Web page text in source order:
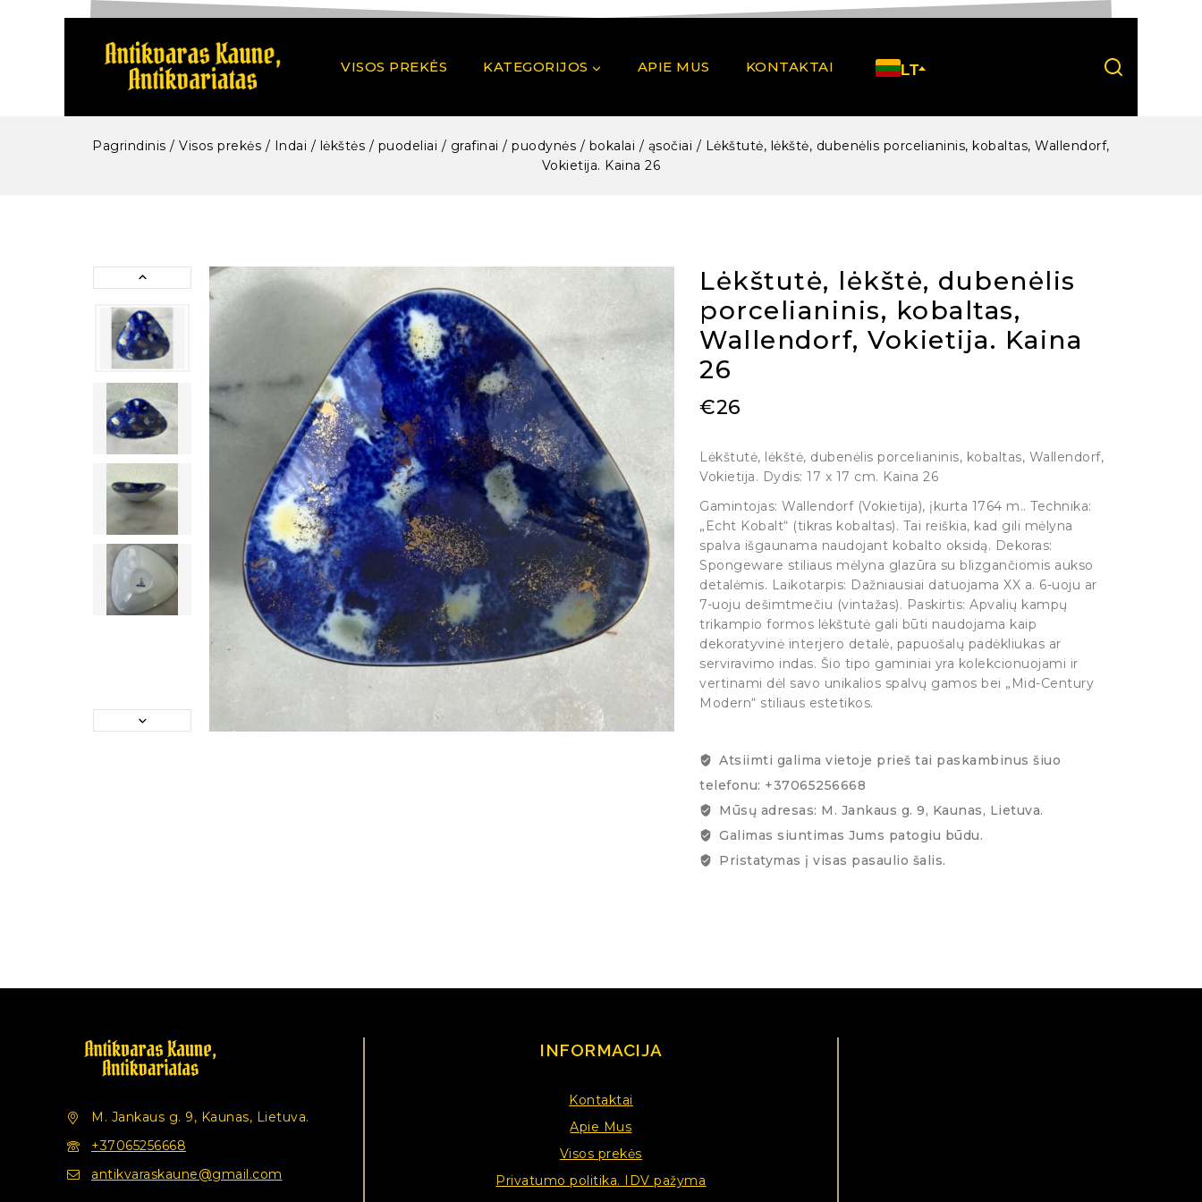
VISOS PREKĖS KATEGORIJOS APIE MUS KONTAKTAI LT
Pagrindinis / Visos prekės / Indai / lėkštės / puodeliai / grafinai / puodynės / bokalai / ąsočiai / Lėkštutė, lėkštė, dubenėlis porcelianinis, kobaltas, Wallendorf,
Vokietija. Kaina 26
Lėkštutė, lėkštė, dubenėlis
porcelianinis, kobaltas,
Wallendorf, Vokietija. Kaina
26
€26
Lėkštutė, lėkštė, dubenėlis porcelianinis, kobaltas, Wallendorf,
Vokietija. Dydis: 17 x 17 cm. Kaina 26
Gamintojas: Wallendorf (Vokietija), įkurta 1764 m.. Technika:
„Echt Kobalt“ (tikras kobaltas). Tai reiškia, kad gili mėlyna
spalva išgaunama naudojant kobalto oksidą. Dekoras:
Spongeware stiliaus mėlyna glazūra su blizgančiomis aukso
detalėmis. Laikotarpis: Dažniausiai datuojama XX a. 6-uoju ar
7-uoju dešimtmečiu (vintažas). Paskirtis: Apvalių kampų
trikampio formos lėkštutė gali būti naudojama kaip
dekoratyvinė interjero detalė, papuošalų padėkliukas ar
serviravimo indas. Šio tipo gaminiai yra kolekcionuojami ir
vertinami dėl savo unikalios spalvų gamos bei „Mid-Century
Modern“ stiliaus estetikos.
Atsiimti galima vietoje prieš tai paskambinus šiuo
telefonu: +37065256668
Mūsų adresas: M. Jankaus g. 9, Kaunas, Lietuva.
Galimas siuntimas Jums patogiu būdu.
Pristatymas į visas pasaulio šalis.
M. Jankaus g. 9, Kaunas, Lietuva.
+37065256668
antikvaraskaune@gmail.com
INFORMACIJA
Kontaktai
Apie Mus
Visos prekės
Privatumo politika. IDV pažyma